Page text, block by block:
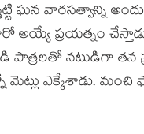
ఘన వారసత్వాన్ని
ప్రయత్నం
పాత్రలతో నటుడిగా తన
మెట్లు ఎక్కేశాడు.